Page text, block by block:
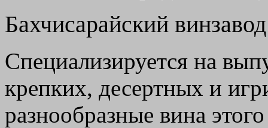
Бахчисарайский
Специализируется на
крепких, десертных и
разнообразные вина